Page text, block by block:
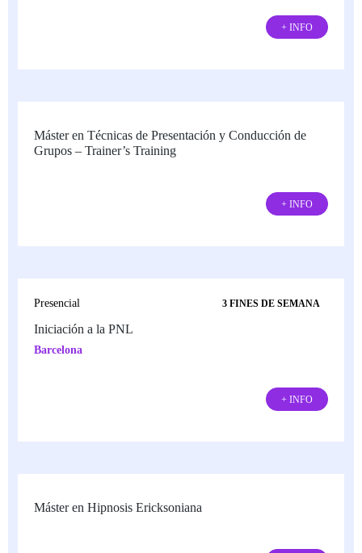
+ INFO
Máster en Técnicas de Presentación y Conducción de
Grupos – Trainer’s Training
+ INFO
Presencial 3 FINES DE SEMANA
Iniciación a la PNL
Barcelona
+ INFO
Máster en Hipnosis Ericksoniana